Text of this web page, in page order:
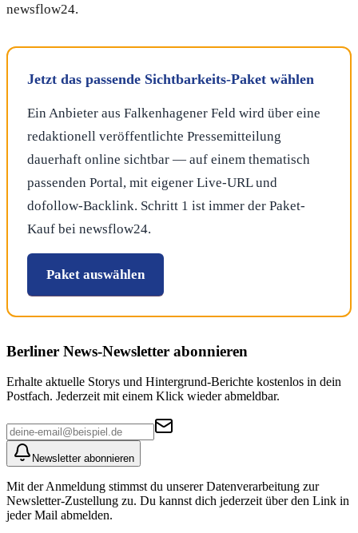
newsflow24.
Jetzt das passende Sichtbarkeits-Paket wählen
Ein Anbieter aus Falkenhagener Feld wird über eine
redaktionell veröffentlichte Pressemitteilung
dauerhaft online sichtbar — auf einem thematisch
passenden Portal, mit eigener Live-URL und
dofollow-Backlink. Schritt 1 ist immer der Paket-
Kauf bei newsflow24.
Paket auswählen
Berliner News-Newsletter abonnieren
Erhalte aktuelle Storys und Hintergrund-Berichte kostenlos in dein
Postfach. Jederzeit mit einem Klick wieder abmeldbar.
Newsletter abonnieren
Mit der Anmeldung stimmst du unserer Datenverarbeitung zur
Newsletter-Zustellung zu. Du kannst dich jederzeit über den Link in
jeder Mail abmelden.